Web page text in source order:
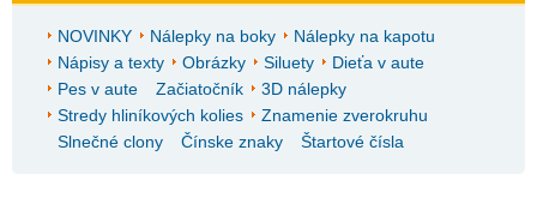
NOVINKY Nálepky na boky
Nálepky na kapotu
Nápisy a texty
Obrázky Siluety
Dieťa v aute
Pes v aute
Začiatočník
3D nálepky
Stredy hliníkových kolies
Znamenie zverokruhu
Slnečné clony
Čínske znaky Štartové čísla